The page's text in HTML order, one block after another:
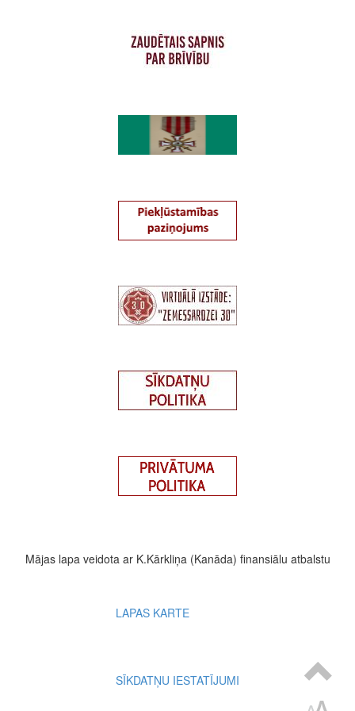
Mājas lapa veidota ar K.Kārkliņa (Kanāda) finansiālu atbalstu
Footer
LAPAS KARTE
SĪKDATŅU IESTATĪJUMI